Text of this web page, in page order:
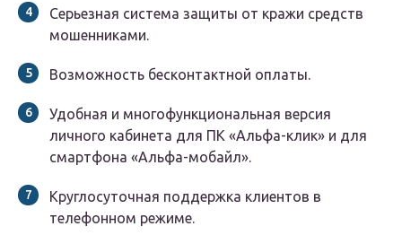
Серьезная система защиты от кражи средств
мошенниками.
Возможность бесконтактной оплаты.
Удобная и многофункциональная версия
личного кабинета для ПК «Альфа-клик» и для
смартфона «Альфа-мобайл».
Круглосуточная поддержка клиентов в
телефонном режиме.